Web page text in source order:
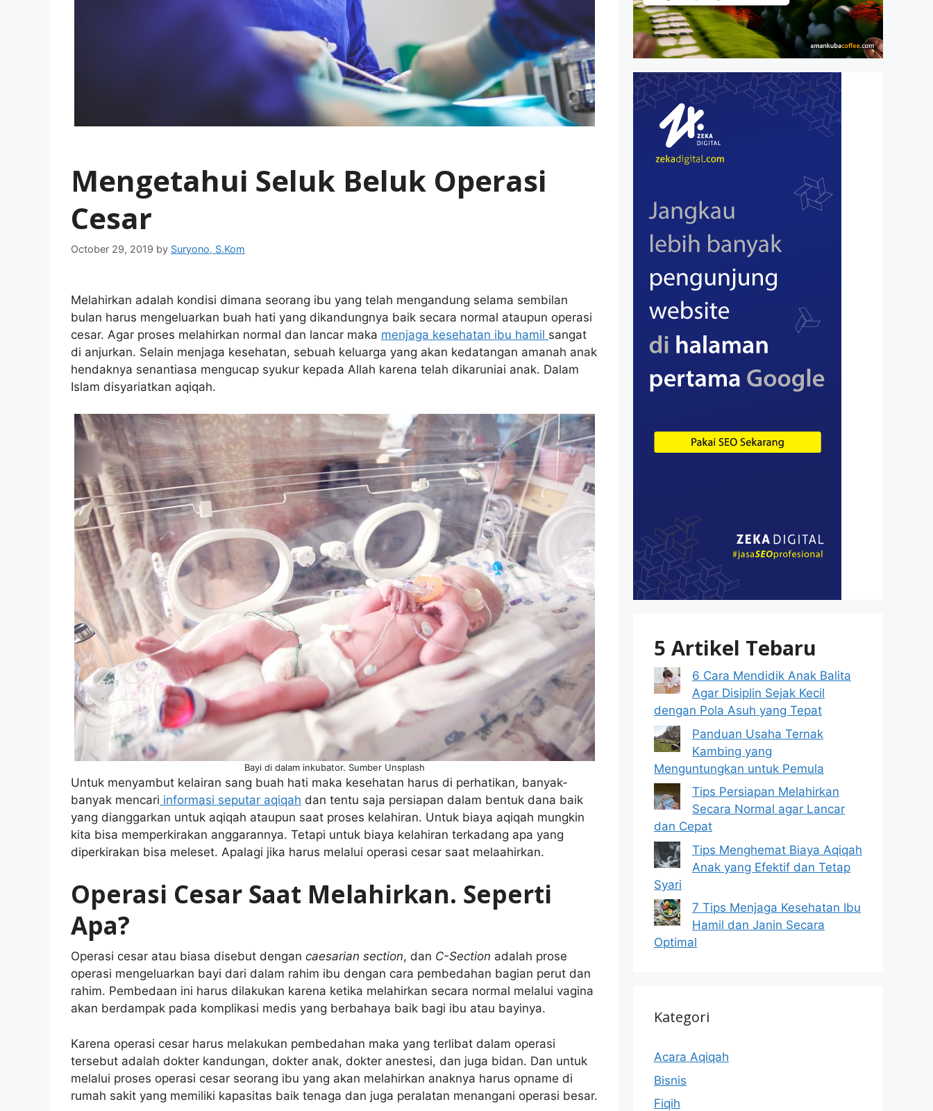
Mengetahui Seluk Beluk Operasi
Cesar
October 29, 2019 by Suryono, S.Kom
Melahirkan adalah kondisi dimana seorang ibu yang telah mengandung selama sembilan
bulan harus mengeluarkan buah hati yang dikandungnya baik secara normal ataupun operasi
cesar. Agar proses melahirkan normal dan lancar maka menjaga kesehatan ibu hamil sangat
di anjurkan. Selain menjaga kesehatan, sebuah keluarga yang akan kedatangan amanah anak
hendaknya senantiasa mengucap syukur kepada Allah karena telah dikaruniai anak. Dalam
Islam disyariatkan aqiqah.
Bayi di dalam inkubator. Sumber Unsplash
Untuk menyambut kelairan sang buah hati maka kesehatan harus di perhatikan, banyak-
banyak mencari informasi seputar aqiqah dan tentu saja persiapan dalam bentuk dana baik
yang dianggarkan untuk aqiqah ataupun saat proses kelahiran. Untuk biaya aqiqah mungkin
kita bisa memperkirakan anggarannya. Tetapi untuk biaya kelahiran terkadang apa yang
diperkirakan bisa meleset. Apalagi jika harus melalui operasi cesar saat melaahirkan.
Operasi Cesar Saat Melahirkan. Seperti
Apa?
Operasi cesar atau biasa disebut dengan caesarian section, dan C-Section adalah prose
operasi mengeluarkan bayi dari dalam rahim ibu dengan cara pembedahan bagian perut dan
rahim. Pembedaan ini harus dilakukan karena ketika melahirkan secara normal melalui vagina
akan berdampak pada komplikasi medis yang berbahaya baik bagi ibu atau bayinya.
Karena operasi cesar harus melakukan pembedahan maka yang terlibat dalam operasi
tersebut adalah dokter kandungan, dokter anak, dokter anestesi, dan juga bidan. Dan untuk
melalui proses operasi cesar seorang ibu yang akan melahirkan anaknya harus opname di
rumah sakit yang memiliki kapasitas baik tenaga dan juga peralatan menangani operasi besar.
5 Artikel Tebaru
6 Cara Mendidik Anak Balita
Agar Disiplin Sejak Kecil
dengan Pola Asuh yang Tepat
Panduan Usaha Ternak
Kambing yang
Menguntungkan untuk Pemula
Tips Persiapan Melahirkan
Secara Normal agar Lancar
dan Cepat
Tips Menghemat Biaya Aqiqah
Anak yang Efektif dan Tetap
Syari
7 Tips Menjaga Kesehatan Ibu
Hamil dan Janin Secara
Optimal
Kategori
Acara Aqiqah
Bisnis
Fiqih